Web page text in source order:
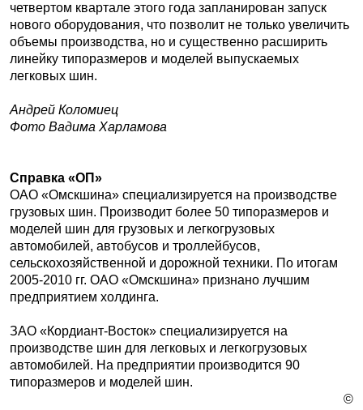
четвертом квартале этого года запланирован запуск
нового оборудования, что позволит не только увеличить
объемы производства, но и существенно расширить
линейку типоразмеров и моделей выпускаемых
легковых шин.
Андрей Коломиец
Фото Вадима Харламова
Справка «ОП»
ОАО «Омскшина» специализируется на производстве
грузовых шин. Производит более 50 типоразмеров и
моделей шин для грузовых и легкогрузовых
автомобилей, автобусов и троллейбусов,
сельскохозяйственной и дорожной техники. По итогам
2005-2010 гг. ОАО «Омскшина» признано лучшим
предприятием холдинга.
ЗАО «Кордиант-Восток» специализируется на
производстве шин для легковых и легкогрузовых
автомобилей. На предприятии производится 90
типоразмеров и моделей шин.
©